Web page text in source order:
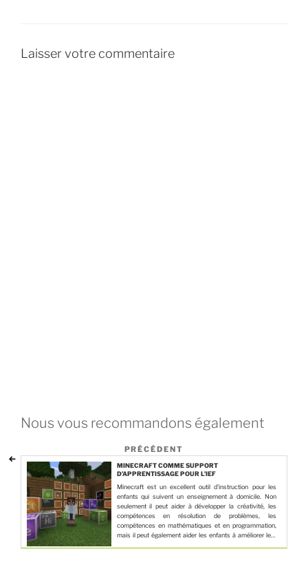
Laisser votre commentaire
Nous vous recommandons également
PRÉCÉDENT
MINECRAFT COMME SUPPORT
D’APPRENTISSAGE POUR L’IEF
Minecraft est un excellent outil d'instruction pour les
enfants qui suivent un enseignement à domicile. Non
seulement il peut aider à développer la créativité, les
compétences en résolution de problèmes, les
compétences en mathématiques et en programmation,
mais il peut également aider les enfants à améliorer leur